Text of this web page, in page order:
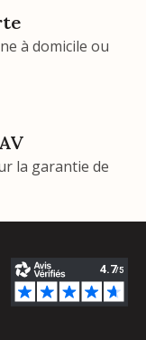
à domicile ou
la garantie de